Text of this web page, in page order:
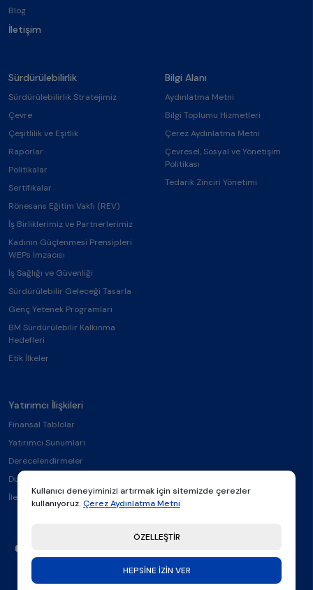
Kullanıcı deneyiminizi artırmak için sitemizde çerezler
kullanıyoruz. Çerez Aydınlatma Metni
ÖZELLEŞTİR
HEPSİNE İZİN VER
Blog
İletişim
Sürdürülebilirlik
Sürdürülebilirlik Stratejimiz
Çevre
Çeşitlilik ve Eşitlik
Raporlar
Politikalar
Sertifikalar
Rönesans Eğitim Vakfı (REV)
İş Birliklerimiz ve Partnerlerimiz
Kadının Güçlenmesi Prensipleri
WEPs İmzacısı
İş Sağlığı ve Güvenliği
Sürdürülebilir Geleceği Tasarla
Genç Yetenek Programları
BM Sürdürülebilir Kalkınma
Hedefleri
Etik İlkeler
Bilgi Alanı
Aydınlatma Metni
Bilgi Toplumu Hizmetleri
Çerez Aydınlatma Metni
Çevresel, Sosyal ve Yönetişim
Politikası
Tedarik Zinciri Yönetimi
Yatırımcı İlişkileri
Finansal Tablolar
Yatırımcı Sunumları
Derecelendirmeler
Duyurular
İletişim